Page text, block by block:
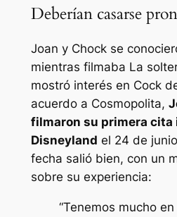
Deberían casarse
Joan y Chock se
mientras filmaba La
mostró interés en Cock
acuerdo a Cosmopolita,
filmaron su primera cita
Disneyland el 24 de
fecha salió bien, con un
sobre su experiencia:
“Tenemos mucho